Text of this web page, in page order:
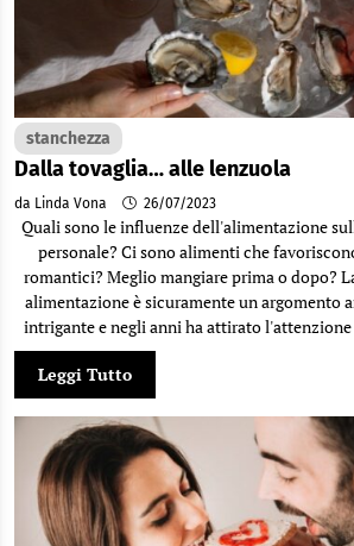
stanchezza
Dalla tovaglia… alle lenzuola
da Linda Vona 26/07/2023
Quali sono le influenze dell'alimentazione
personale? Ci sono alimenti che
romantici? Meglio mangiare prima o dopo?
alimentazione è sicuramente un argomento
intrigante e negli anni ha attirato
Leggi Tutto